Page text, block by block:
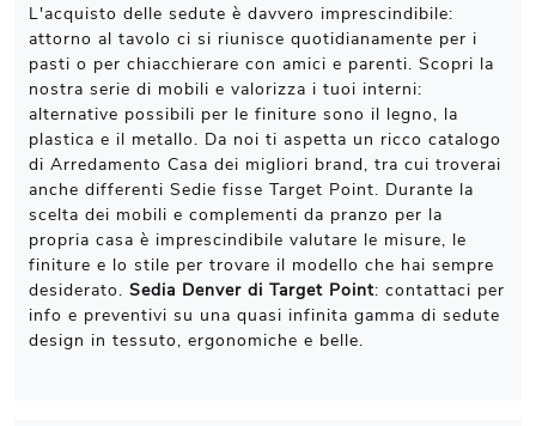
L'acquisto delle sedute è davvero imprescindibile:
attorno al tavolo ci si riunisce quotidianamente per i
pasti o per chiacchierare con amici e parenti. Scopri la
nostra serie di mobili e valorizza i tuoi interni:
alternative possibili per le finiture sono il legno, la
plastica e il metallo. Da noi ti aspetta un ricco catalogo
di Arredamento Casa dei migliori brand, tra cui troverai
anche differenti Sedie fisse Target Point. Durante la
scelta dei mobili e complementi da pranzo per la
propria casa è imprescindibile valutare le misure, le
finiture e lo stile per trovare il modello che hai sempre
desiderato. Sedia Denver di Target Point: contattaci per
info e preventivi su una quasi infinita gamma di sedute
design in tessuto, ergonomiche e belle.